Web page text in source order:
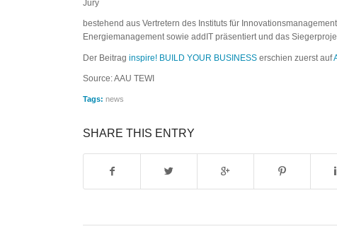
Jury
bestehend aus Vertretern des Instituts für
Energiemanagement sowie addIT präsentiert und das
Der Beitraginspire! BUILD YOUR BUSINESS erschien zuerst auf
Source: AAU TEWI
Tags: news
SHARE THIS ENTRY